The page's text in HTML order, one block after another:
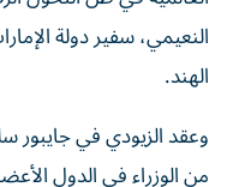
النعيمي، سفير دولة
الهند.
وعقد الزيودي في جايبور
من الوزراء في الدول